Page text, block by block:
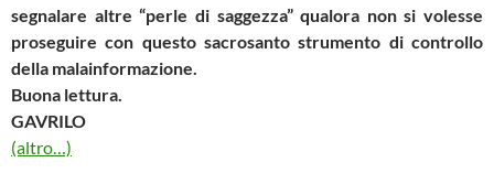
segnalare altre “perle di saggezza” qualora non si volesse
proseguire con questo sacrosanto strumento di controllo
della malainformazione.
Buona lettura.
GAVRILO
(altro…)